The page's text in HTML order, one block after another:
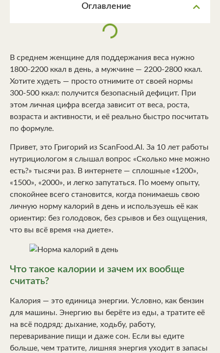
Оглавление
В среднем женщине для поддержания веса нужно
1800-2200 ккал в день, а мужчине — 2200-2800 ккал.
Хотите худеть — просто отнимите от своей нормы
300-500 ккал: получится безопасный дефицит. При
этом личная цифра всегда зависит от веса, роста,
возраста и активности, и её реально быстро посчитать
по формуле.
Привет, это Григорий из ScanFood.AI. За 10 лет работы
нутрициологом я слышал вопрос «Сколько мне можно
есть?» тысячи раз. В интернете — сплошные «1200»,
«1500», «2000», и легко запутаться. По моему опыту,
спокойнее всего становится, когда понимаешь свою
личную норму калорий в день и используешь её как
ориентир: без голодовок, без срывов и без ощущения,
что вы всё время «на диете».
Что такое калории и зачем их вообще
считать?
Калория — это единица энергии. Условно, как бензин
для машины. Энергию вы берёте из еды, а тратите её
на всё подряд: дыхание, ходьбу, работу,
переваривание пищи и даже сон. Если вы едите
больше, чем тратите, лишняя энергия уходит в запасы